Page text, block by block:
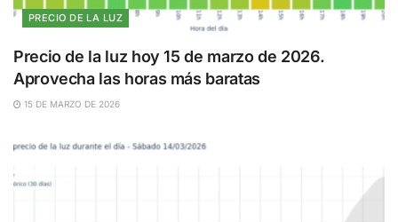
PRECIO DE LA LUZ
Precio de la luz hoy 15 de marzo de 2026.
Aprovecha las horas más baratas
15 DE MARZO DE 2026